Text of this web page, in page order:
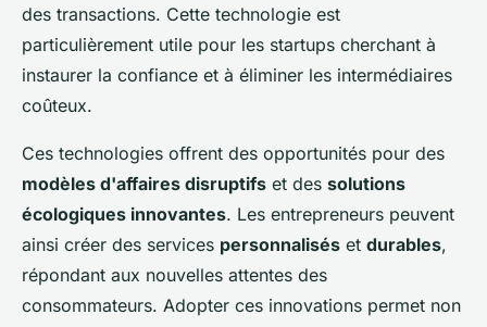
des transactions. Cette technologie est
particulièrement utile pour les startups cherchant à
instaurer la confiance et à éliminer les intermédiaires
coûteux.
Ces technologies offrent des opportunités pour des
modèles d'affaires disruptifs et des solutions
écologiques innovantes. Les entrepreneurs peuvent
ainsi créer des services personnalisés et durables,
répondant aux nouvelles attentes des
consommateurs. Adopter ces innovations permet non